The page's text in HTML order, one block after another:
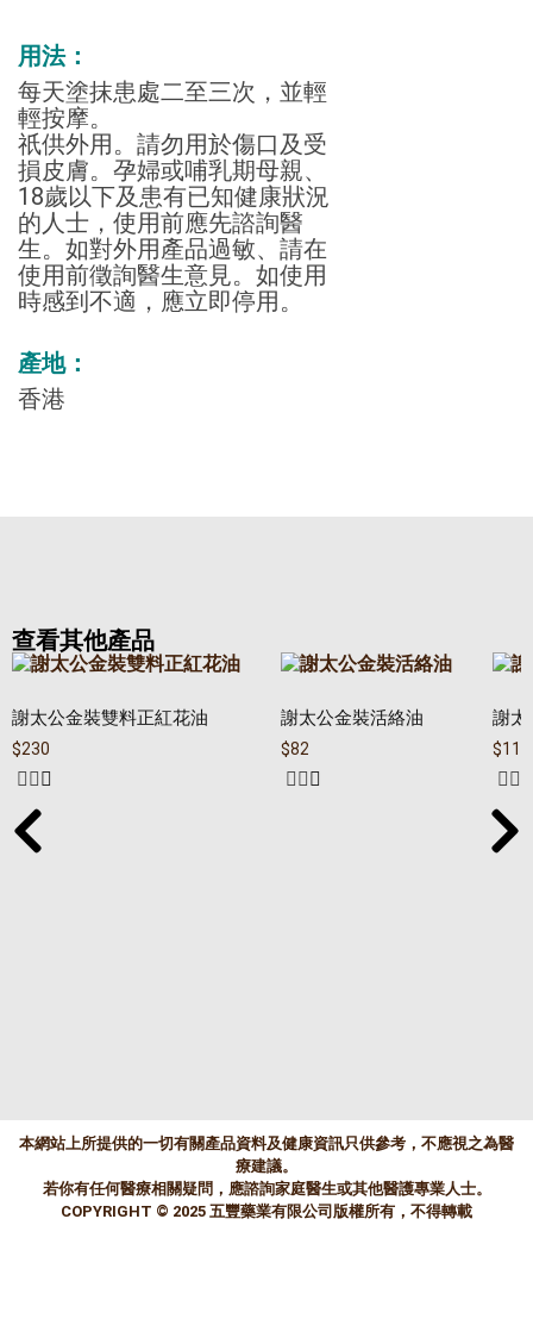
用法：
每天塗抹患處二至三次，並輕
輕按摩。
祇供外用。請勿用於傷口及受
損皮膚。孕婦或哺乳期母親、
18歲以下及患有已知健康狀況
的人士，使用前應先諮詢醫
生。如對外用產品過敏、請在
使用前徵詢醫生意見。如使用
時感到不適，應立即停用。
產地：
香港
查看其他產品
謝太公金裝雙料正紅花油
$230
謝太公金裝活絡油
$82
謝太
$110
本網站上所提供的一切有關產品資料及健康資訊只供參考，不應視之為醫
療建議。
若你有任何醫療相關疑問，應諮詢家庭醫生或其他醫護專業人士。
COPYRIGHT © 2025 五豐藥業有限公司版權所有，不得轉載